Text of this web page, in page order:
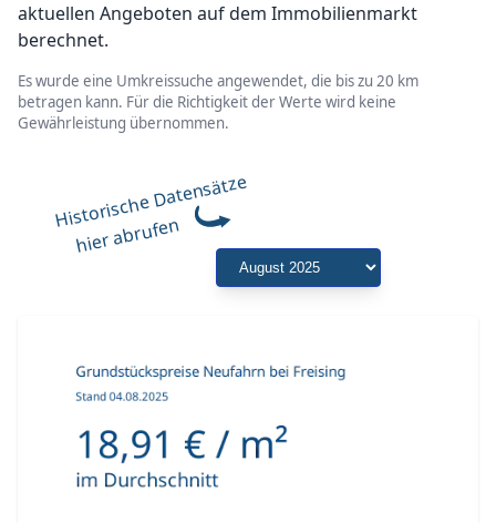
aktuellen Angeboten auf dem Immobilienmarkt
berechnet.
Es wurde eine Umkreissuche angewendet, die bis zu 20 km
betragen kann. Für die Richtigkeit der Werte wird keine
Gewährleistung übernommen.
Historische Datensätze
hier abrufen